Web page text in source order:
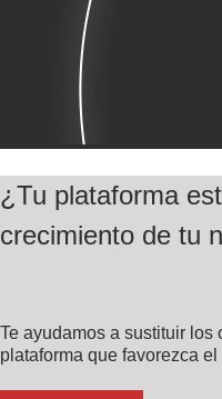
¿Tu plataforma
crecimiento de tu
Te ayudamos a sustituir los
plataforma que favorezca